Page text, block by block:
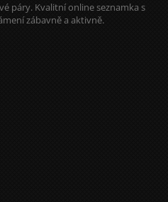
páry. Kvalitní online seznamka s
zábavně a aktivně.